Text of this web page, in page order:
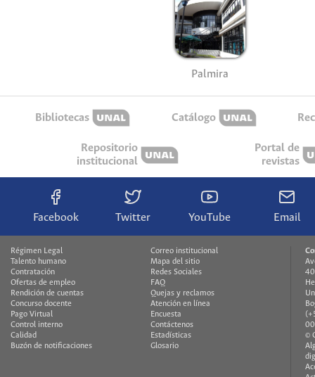
Palmira
Bibliotecas Catálogo
Repositorio
institucional
Portal de
revistas
Facebook Twitter YouTube Email
Régimen Legal
Talento humano
Contratación
Ofertas de empleo
Rendición de cuentas
Concurso docente
Pago Virtual
Control interno
Calidad
Buzón de notificaciones
Correo institucional
Mapa del sitio
Redes Sociales
FAQ
Quejas y reclamos
Atención en línea
Encuesta
Contáctenos
Estadísticas
Glosario
©